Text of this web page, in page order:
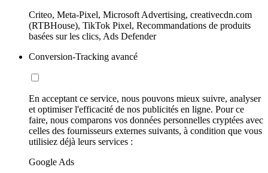
Criteo, Meta-Pixel, Microsoft Advertising, creativecdn.com
(RTBHouse), TikTok Pixel, Recommandations de produits
basées sur les clics, Ads Defender
Conversion-Tracking avancé
En acceptant ce service, nous pouvons mieux suivre, analyser
et optimiser l'efficacité de nos publicités en ligne. Pour ce
faire, nous comparons vos données personnelles cryptées avec
celles des fournisseurs externes suivants, à condition que vous
utilisiez déjà leurs services :
Google Ads